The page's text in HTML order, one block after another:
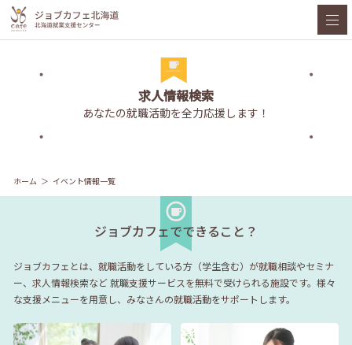
求人情報検索
あなたの就職活動を全力応援します！
ホーム イベント情報一覧
ジョブカフェでできること？
ジョブカフェとは、就職活動をしている方（学生含む）が就職相談やセミナ
ー、求人情報検索など就職支援サービスを無料で受けられる施設です。様々
な支援メニューを用意し、みなさんの就職活動をサポートします。